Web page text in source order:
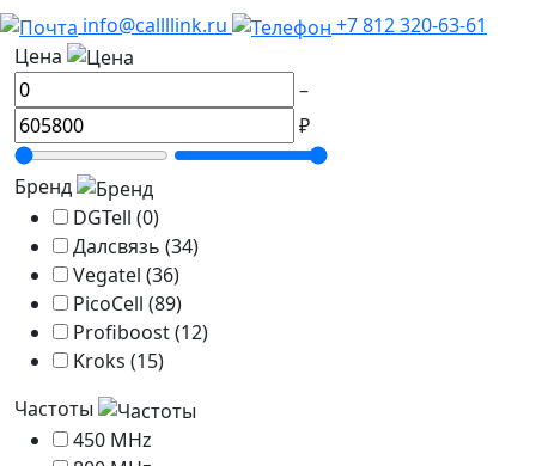
info@callllink.ru
+7 812 320-63-61
Цена
–
₽
Бренд
DGTell (0)
Далсвязь (34)
Vegatel (36)
PicoCell (89)
Profiboost (12)
Kroks (15)
Частоты
450 MHz